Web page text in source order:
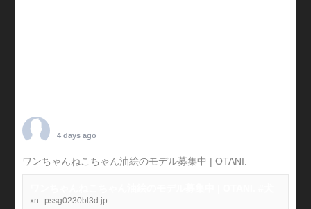
4 days ago
ワンちゃんねこちゃん油絵のモデル募集中 | OTANI.
xn--pssg0230bl3d.jp